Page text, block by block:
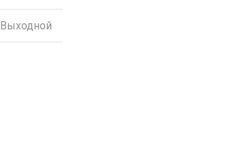
Выходной